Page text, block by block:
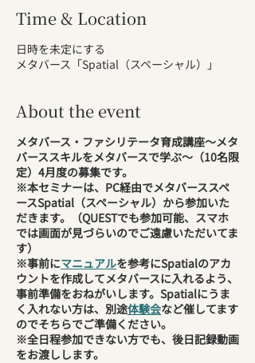
Time & Location
日時を未定にする
メタバース「Spatial（スペーシャル）」
About the event
メタバース・ファシリテータ育成講座～メタ
バーススキルをメタバースで学ぶ～（10名限
定）4月度の募集です。
※本セミナーは、PC経由でメタバーススペ
ースSpatial（スペーシャル）から参加いた
だきます。（QUESTでも参加可能、スマホ
では画面が見づらいのでご遠慮いただいてま
す）
※事前にマニュアルを参考にSpatialのアカ
ウントを作成してメタバースに入れるよう、
事前準備をおねがいします。Spatialにうま
く入れない方は、別途体験会など催してます
のでそちらでご準備ください。
※全日程参加できない方でも、後日記録動画
をお渡しします。